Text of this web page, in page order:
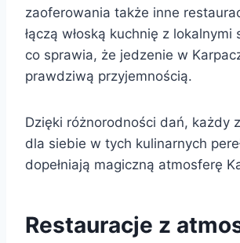
zaoferowania także inne
łączą włoską kuchnię z lokalnymi
co sprawia, że jedzenie w
prawdziwą przyjemnością.
Dzięki różnorodności dań, każdy
dla siebie w tych kulinarnych
dopełniają magiczną atmosferę
Restauracje z